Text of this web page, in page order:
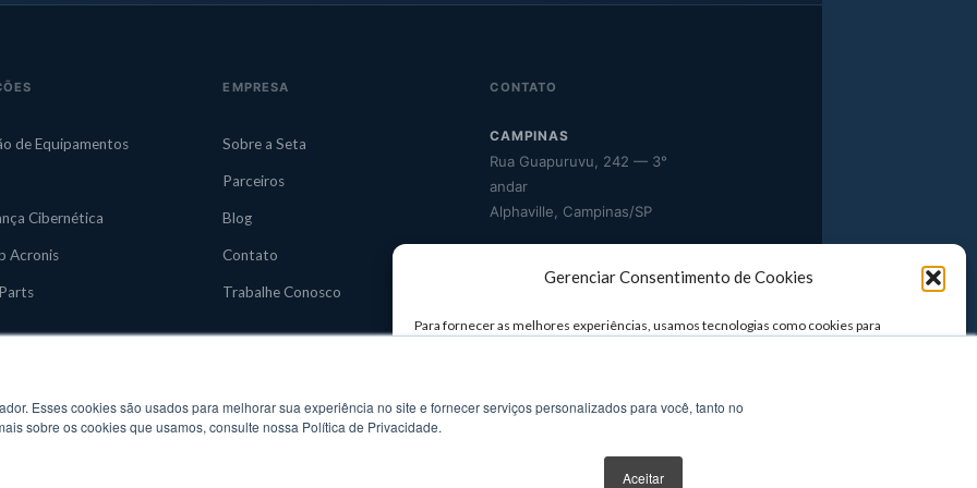
Esses cookies são usados ​​para melhorar sua experiência no site e fornecer serviços personalizados para você, tanto no
sobre os cookies que usamos, consulte nossa Política de Privacidade.
Aceitar
Gerenciar Consentimento de Cookies
Para fornecer as melhores experiências, usamos tecnologias como cookies para
negativamente certos recursos e funções.
de Equipamentos
Cibernética
Acronis
EMPRESA
Sobre a Seta
Parceiros
Blog
Contato
Trabalhe Conosco
CONTATO
CAMPINAS
Rua Guapuruvu, 242 — 3°
andar
Alphaville, Campinas/SP
(11) 3958-4929 / (11) 3957-
Cisco · Dell · Fortinet · Acronis